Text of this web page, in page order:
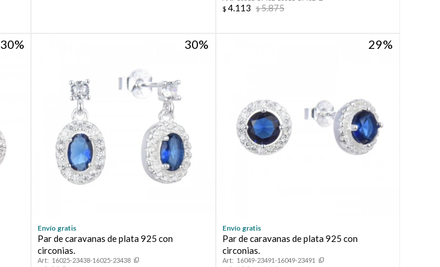
$ 4.113 $5.875
30 30
Envío gratis
Par de caravanas de plata 925 con
circonias.
16025-23438-16025-23438
29
Envío gratis
Par de caravanas de plata 925 con
circonias.
16049-23491-16049-23491